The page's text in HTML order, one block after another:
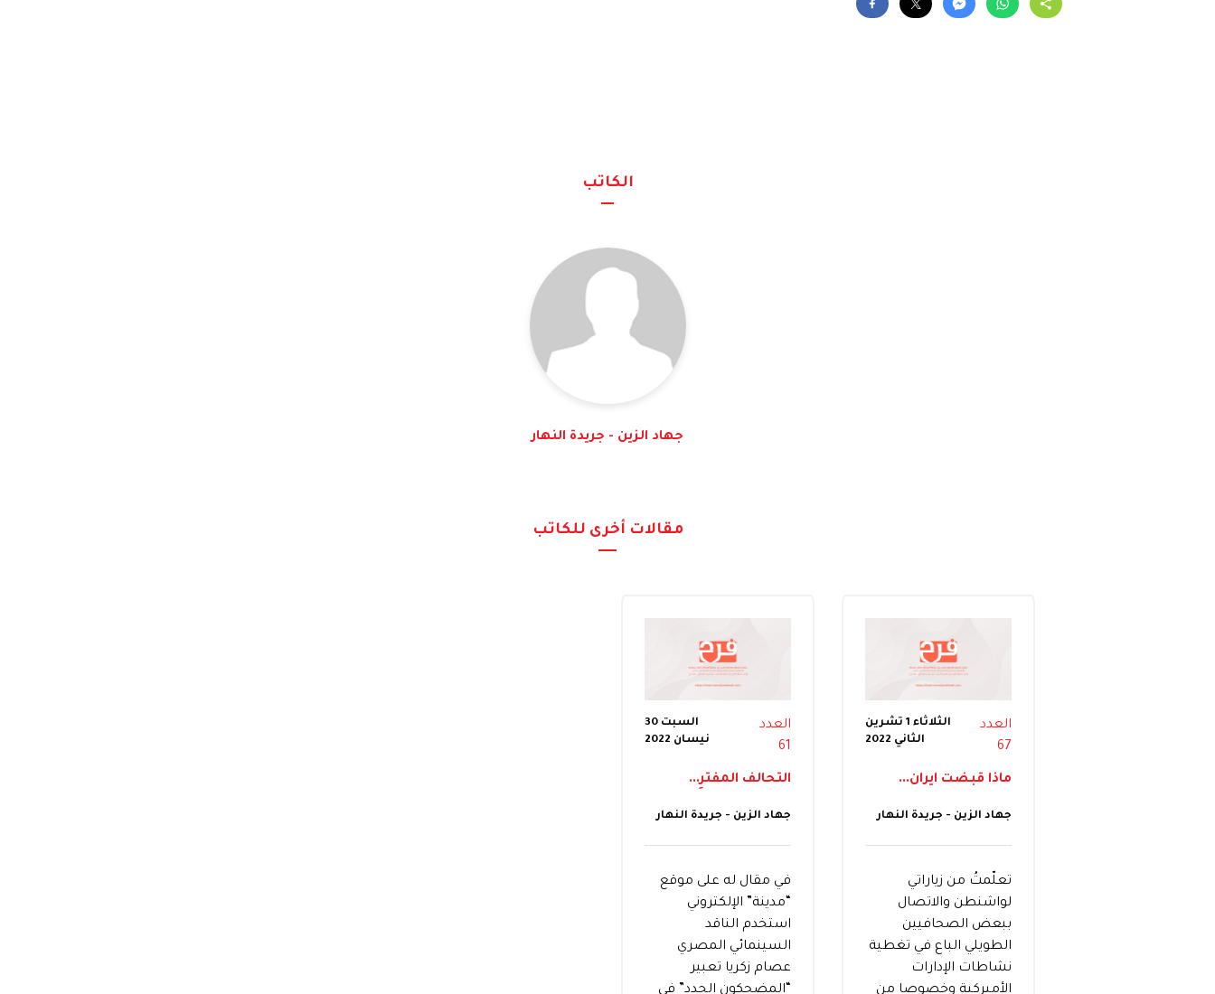
الكاتب
جهاد الزين - جريدة النهار
مقالات أخرى للكاتب
العدد
67
الثلاثاء 1 تشرين
الثاني 2022
ماذا قبضت ايران...
جهاد الزين - جريدة النهار
تعلّمتُ من زياراتي
لواشنطن والاتصال
ببعض الصحافيين
الطويلي الباع في تغطية
نشاطات الإدارات
الأميركية وخصوصا من
العدد
61
السبت 30
نيسان 2022
التحالف المفترِ...
جهاد الزين - جريدة النهار
في مقال له على موقع
“مدينة” الإلكتروني
استخدم الناقد
السينمائي المصري
عصام زكريا تعبير
“المضحكون الجدد” في